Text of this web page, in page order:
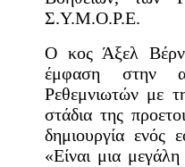
Σ.Υ.Μ.Ο.Ρ.Ε.
Ο κος Άξελ
έμφαση στην
Ρεθεμνιωτών με
στάδια της
δημιουργία ενός
«Είναι μια